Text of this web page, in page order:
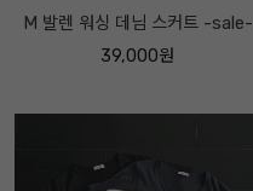
M 발렌 워싱 데님 스커트 -sale-
39,000원